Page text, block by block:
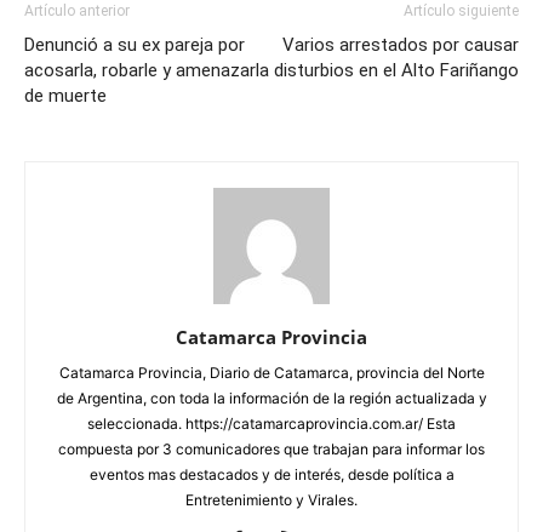
Artículo anterior
Denunció a su ex pareja por
acosarla, robarle y amenazarla
de muerte
Artículo siguiente
Varios arrestados por causar
disturbios en el Alto Fariñango
Catamarca Provincia
Catamarca Provincia, Diario de Catamarca, provincia del Norte
de Argentina, con toda la información de la región actualizada y
seleccionada. https://catamarcaprovincia.com.ar/ Esta
compuesta por 3 comunicadores que trabajan para informar los
eventos mas destacados y de interés, desde política a
Entretenimiento y Virales.